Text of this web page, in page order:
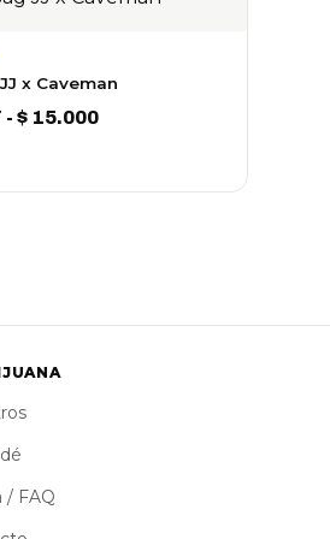
x Caveman
- $ 15.000Rango
/ FAQ